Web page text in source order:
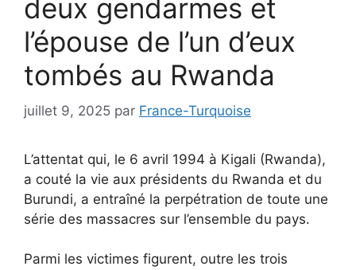
deux gendarmes et
l’épouse de l’un d’eux
tombés au Rwanda
juillet 9, 2025 par France-Turquoise
L’attentat qui, le 6 avril 1994 à Kigali (Rwanda),
a couté la vie aux présidents du Rwanda et du
Burundi, a entraîné la perpétration de toute une
série des massacres sur l’ensemble du pays.
Parmi les victimes figurent, outre les trois